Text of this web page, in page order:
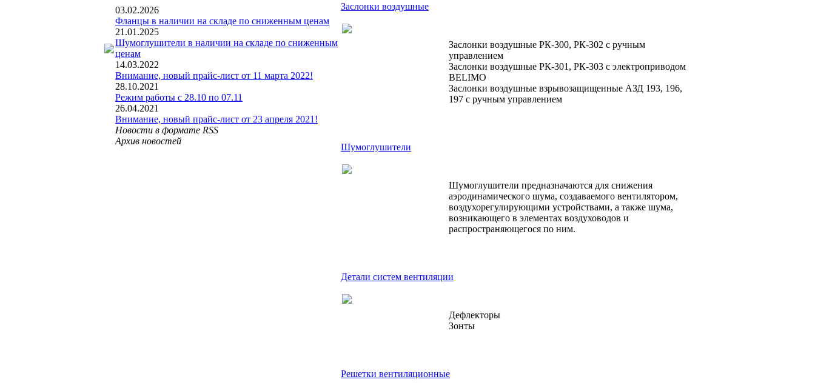
03.02.2026
Фланцы в наличии на складе по сниженным ценам
21.01.2025
Шумоглушители в наличии на складе по сниженным
ценам
14.03.2022
Внимание, новый прайс-лист от 11 марта 2022!
28.10.2021
Режим работы с 28.10 по 07.11
26.04.2021
Внимание, новый прайс-лист от 23 апреля 2021!
Новости в формате RSS
Архив новостей
Заслонки воздушные
Заслонки воздушные РК-300, РК-302 с ручным
управлением
Заслонки воздушные РК-301, РК-303 с электроприводом
BELIMO
Заслонки воздушные взрывозащищенные АЗД 193, 196,
197 с ручным управлением
Шумоглушители
Шумоглушители предназначаются для снижения
аэродинамического шума, создаваемого вентилятором,
воздухорегулирующими устройствами, а также шума,
возникающего в элементах воздуховодов и
распространяющегося по ним.
Детали систем вентиляции
Дефлекторы
Зонты
Решетки вентиляционные